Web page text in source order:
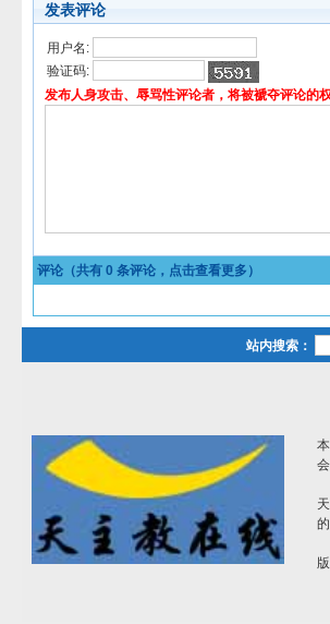
发表评论
用户名:
验证码:
发布人身攻击、辱骂性评论者，将被褫夺评论的权
评论（共有 0 条评论，点击查看更多）
站内搜索：